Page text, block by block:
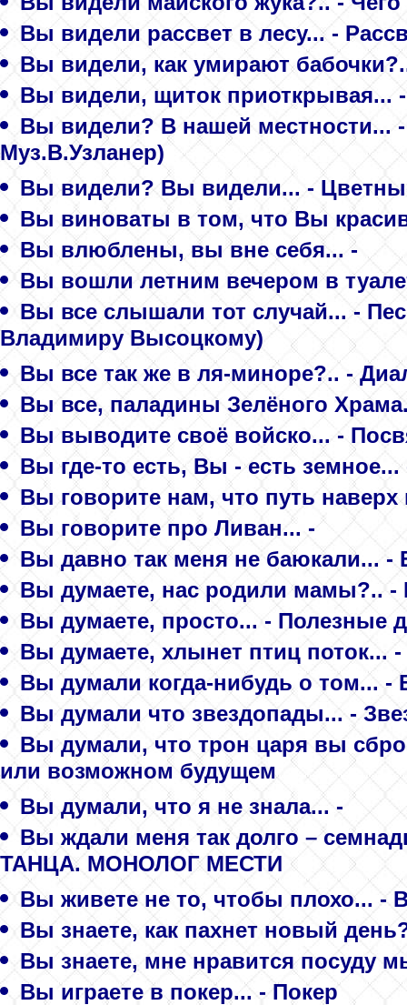
Вы видели рассвет в лесу... -
Вы видели, как умирают
Вы видели, щиток приоткрывая...
Вы видели? В нашей местности...
Муз.В.Узланер)
Вы видели? Вы видели... -
Вы виноваты в том, что Вы
Вы влюблены, вы вне себя... -
Вы вошли летним вечером в
Вы все слышали тот случай... -
Владимиру Высоцкому)
Вы все так же в ля-миноре?.. -
Вы все, паладины Зелёного
Вы выводите своё войско... -
Вы где-то есть, Вы - есть земное...
Вы говорите нам, что путь
Вы говорите про Ливан... -
Вы давно так меня не баюкали... -
Вы думаете, нас родили мамы?.. -
Вы думаете, просто... - Полезные
Вы думаете, хлынет птиц поток... -
Вы думали когда-нибудь о том... -
Вы думали что звездопады... -
Вы думали, что трон царя вы
или возможном будущем
Вы думали, что я не знала... -
Вы ждали меня так долго –
ТАНЦА. МОНОЛОГ МЕСТИ
Вы живете не то, чтобы плохо... -
Вы знаете, как пахнет новый
Вы знаете, мне нравится посуду
Вы играете в покер... - Покер